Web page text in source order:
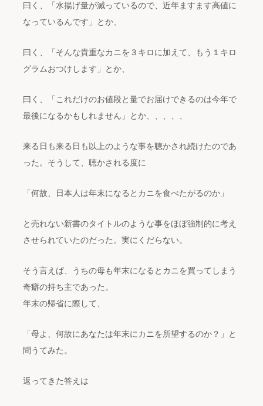
寄付について
曰く、「水揚げ量が減っているので、近年ますます高値に
なっているんです」とか、
曰く、「そんな貴重なカニを３キロに加えて、もう１キロ
グラムおつけします」とか、
曰く、「これだけのお値段と量でお届けできるのは今年で
最後になるかもしれません」とか、、、、、
来る日も来る日も以上のような事を聴かされ続けたのであ
った。そうして、聴かされる度に
「何故、日本人は年末になるとカニを食べたがるのか」
と売れない新書のタイトルのような事をほぼ強制的に考え
させられていたのだった。実にくだらない。
そう言えば、うちの母も年末になるとカニを買ってしまう
奇癖の持ち主であった。
年末の帰省に際して、
「母よ、何故にあなたは年末にカニを所望するのか？」と
問うてみた。
返ってきた答えは